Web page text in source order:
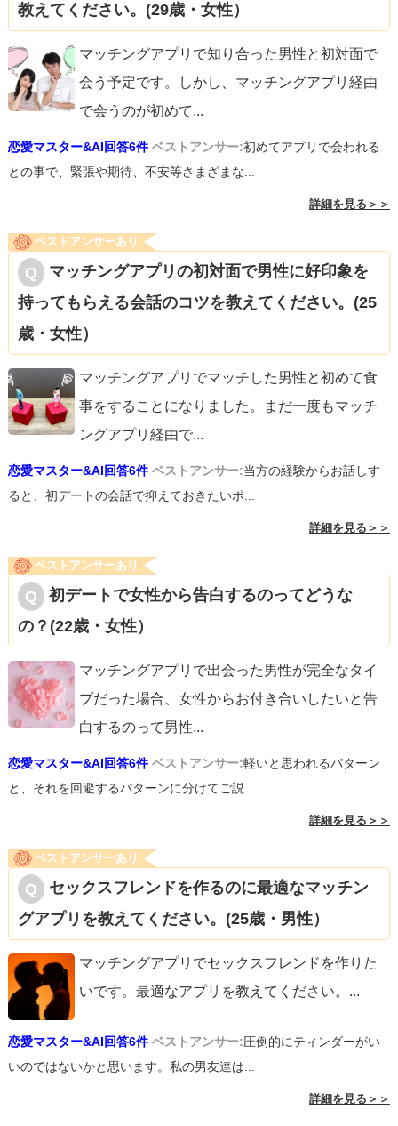
くといいかもしません。
色々質問しておいてこちら側は答えない場合印象も悪くな
ってしまう可能性があります。
教えてください。(29歳・女性）
マッチングアプリで知り合った男性と初対面で
会う予定です。しかし、マッチングアプリ経由
で会うのが初めて...
恋愛マスター&AI回答6件 ベストアンサー:初めてアプリで会われる
との事で、緊張や期待、不安等さまざまな...
詳細を見る＞＞
ベストアンサーあり
マッチングアプリの初対面で男性に好印象を
持ってもらえる会話のコツを教えてください。(25
歳・女性）
マッチングアプリでマッチした男性と初めて食
事をすることになりました。まだ一度もマッチ
ングアプリ経由で...
恋愛マスター&AI回答6件 ベストアンサー:当方の経験からお話しす
ると、初デートの会話で抑えておきたいポ...
詳細を見る＞＞
ベストアンサーあり
初デートで女性から告白するのってどうな
の？(22歳・女性）
マッチングアプリで出会った男性が完全なタイ
プだった場合、女性からお付き合いしたいと告
白するのって男性...
恋愛マスター&AI回答6件 ベストアンサー:軽いと思われるパターン
と、それを回避するパターンに分けてご説...
詳細を見る＞＞
ベストアンサーあり
セックスフレンドを作るのに最適なマッチン
グアプリを教えてください。(25歳・男性）
マッチングアプリでセックスフレンドを作りた
いです。最適なアプリを教えてください。 ...
恋愛マスター&AI回答6件 ベストアンサー:圧倒的にティンダーがい
いのではないかと思います。私の男友達は...
詳細を見る＞＞